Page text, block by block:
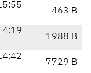
463 B
1988 B
7729 B